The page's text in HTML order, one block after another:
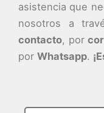
asistencia que
nosotros a
contacto, por
por Whatsapp.